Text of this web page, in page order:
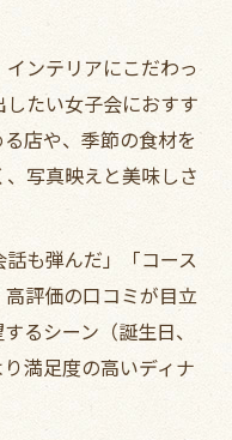
ンテリアにこだわっ
たい女子会におすす
店や、季節の食材を
写真映えと美味しさ
も弾んだ」「コース
評価の口コミが目立
るシーン（誕生日、
満足度の高いディナ